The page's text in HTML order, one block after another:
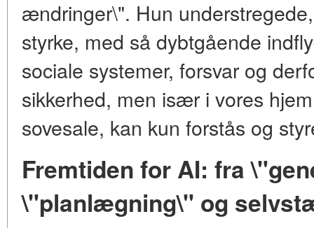
ændringer\". Hun
styrke, med så dybtgående
sociale systemer, forsvar og
sikkerhed, men især i vores
sovesale, kan kun forstås og
Fremtiden for AI: fra
\"planlægning\" og